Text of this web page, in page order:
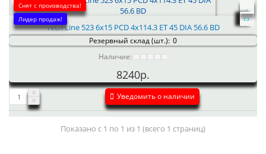
Снят с производства!
Лидер продаж!
Tech Line 523 6x15 PCD 4x114.3 ET 45 DIA 56.6 BD
Резервный склад (шт.): 0
Наличие:
8240р.
Уведомить о наличии
Показано с 1 по 1 из 1 (всего 1 страниц)